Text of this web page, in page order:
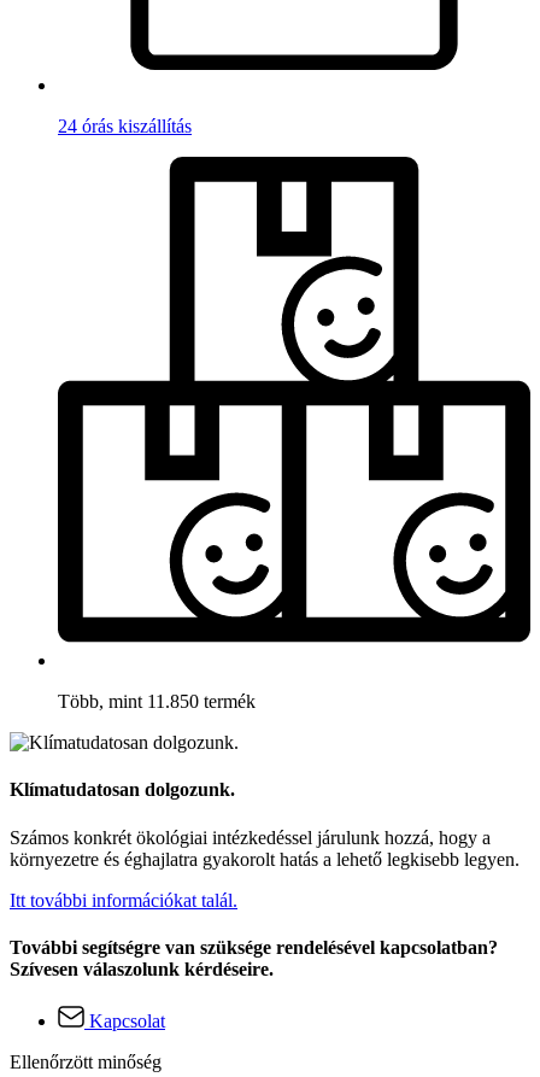
24 órás kiszállítás
Több, mint 11.850 termék
Klímatudatosan dolgozunk.
Számos konkrét ökológiai intézkedéssel járulunk hozzá, hogy a
környezetre és éghajlatra gyakorolt hatás a lehető legkisebb legyen.
Itt további információkat talál.
További segítségre van szüksége rendelésével kapcsolatban?
Szívesen válaszolunk kérdéseire.
Kapcsolat
Ellenőrzött minőség